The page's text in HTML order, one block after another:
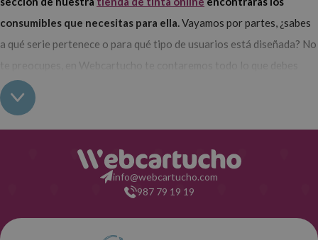
consumibles que necesitas para ella. Vayamos por partes, ¿sabes
a qué serie pertenece o para qué tipo de usuarios está diseñada? No
te preocupes, en Webcartucho te contaremos todo lo que debes
conocer sobre ella.
como se puede deducir por su nombre,
es una de las primeras series de impresoras que desarrolló la marca
y una de las más famosas. En cuanto su público objetivo,
impresora se ha diseñado para satisfacer las necesidades de
grupos de trabajo formados por uno, dos o tres usuarios como
comercios y familias que trabajan desde casa.
info@webcartucho.com
987 79 19 19